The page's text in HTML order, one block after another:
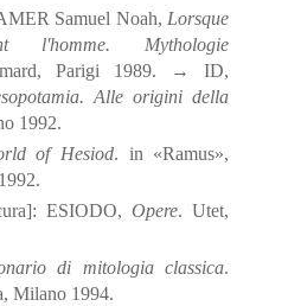
Samuel Noah,Lorsque
l'homme. Mythologie
Parigi 1989. → ID,
Alle origini della
1992.
of Hesiod. in «Ramus»,
ESIODO,Opere. Utet,
di mitologia classica.
Milano 1994.